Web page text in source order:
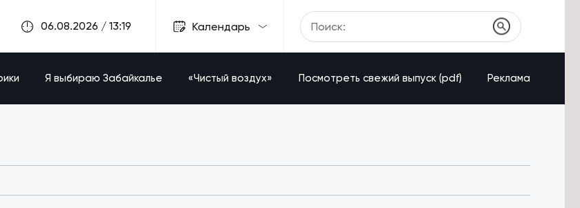
06.08.2026 / 13:19 Календарь
Я выбираю Забайкалье «Чистый воздух» Посмотреть свежий выпуск (pdf) Реклама